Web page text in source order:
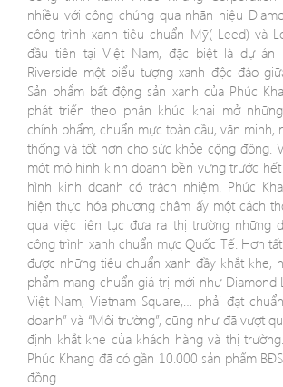
nhiều với công chúng qua nhãn hiệu
công trình xanh tiêu chuẩn Mỹ( Leed) và
đầu tiên tại Việt Nam, đặc biệt là dự án
Riverside một biểu tượng xanh độc đáo
Sản phẩm bất động sản xanh của Phúc
phát triển theo phân khúc khai mở
chính phẩm, chuẩn mực toàn cầu, văn minh,
thống và tốt hơn cho sức khỏe cộng đồng.
một mô hình kinh doanh bền vững trước
hình kinh doanh có trách nhiệm. Phúc
hiện thực hóa phương châm ấy một cách
qua việc liên tục đưa ra thị trường những
công trình xanh chuẩn mực Quốc Tế. Hơn
được những tiêu chuẩn xanh đầy khắt khe,
phẩm mang chuẩn giá trị mới như Diamond
Việt Nam, Vietnam Square,… phải đạt
doanh” và “Môi trường”, cũng như đã vượt
định khắt khe của khách hàng và thị
Phúc Khang đã có gần 10.000 sản phẩm
đồng.